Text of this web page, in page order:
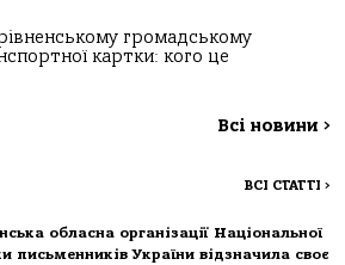
громадському
картки: кого це
Всі новини >
ВСІ СТАТТІ >
обласна організації Національної
письменників України відзначила своє